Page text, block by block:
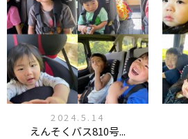
2024.5.14
えんそくバス810号...